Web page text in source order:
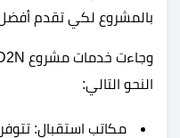
بالمشروع لكي تقدم
النحو التالي:
مكاتب استقبال: